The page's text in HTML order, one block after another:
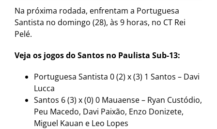
Na próxima rodada, enfrentam a Portuguesa
Santista no domingo (28), às 9 horas, no CT Rei
Pelé.
Veja os jogos do Santos no Paulista Sub-13:
Portuguesa Santista 0 (2) x (3) 1 Santos – Davi
Lucca
Santos 6 (3) x (0) 0 Mauaense – Ryan Custódio,
Peu Macedo, Davi Paixão, Enzo Donizete,
Miguel Kauan e Leo Lopes